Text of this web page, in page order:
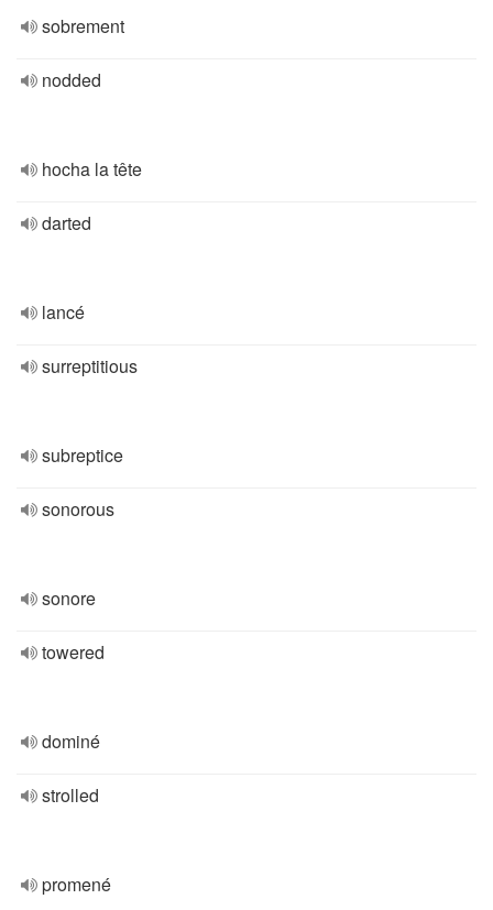
sobrement
nodded
hocha la tête
darted
lancé
surreptitious
subreptice
sonorous
sonore
towered
dominé
strolled
promené